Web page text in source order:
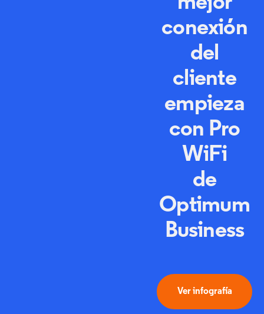
conexión
del
cliente
empieza
con Pro
WiFi
de
Optimum
Business
Ver infografía